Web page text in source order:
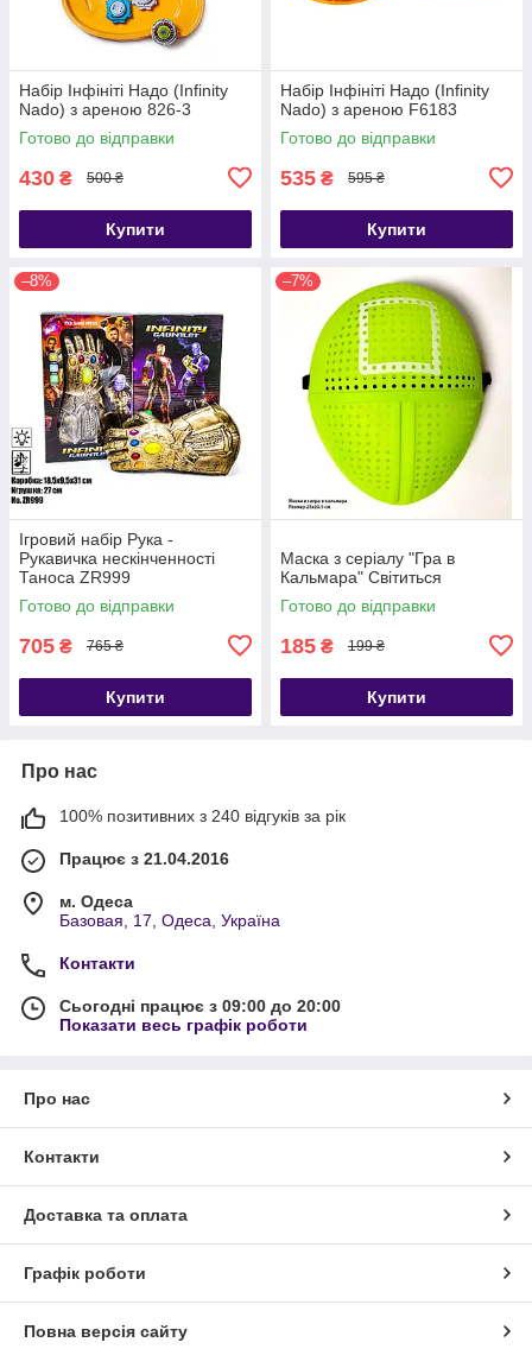
Набір Інфініті Надо (Infinity
Nado) з ареною 826-3
Готово до відправки
430 ₴ 500 ₴
Купити
Набір Інфініті Надо (Infinity
Nado) з ареною F6183
Готово до відправки
535 ₴ 595 ₴
Купити
–8%
Ігровий набір Рука -
Рукавичка нескінченності
Таноса ZR999
Готово до відправки
705 ₴ 765 ₴
Купити
–7%
Маска з серіалу "Гра в
Кальмара" Світиться
Готово до відправки
185 ₴ 199 ₴
Купити
Про нас
100% позитивних з 240 відгуків за рік
Працює з 21.04.2016
м. Одеса
Базовая, 17, Одеса, Україна
Контакти
Сьогодні працює з 09:00 до 20:00
Показати весь графік роботи
Про нас
Контакти
Доставка та оплата
Графік роботи
Повна версія сайту